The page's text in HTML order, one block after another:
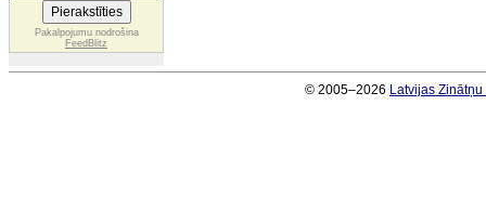
Pakalpojumu nodrošina
FeedBlitz
© 2005–2026 Latvijas